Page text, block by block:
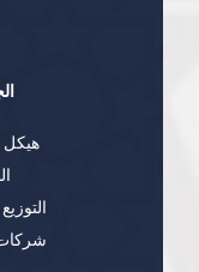
هيكل
شركات